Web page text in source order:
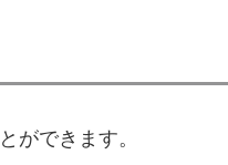
ができます。